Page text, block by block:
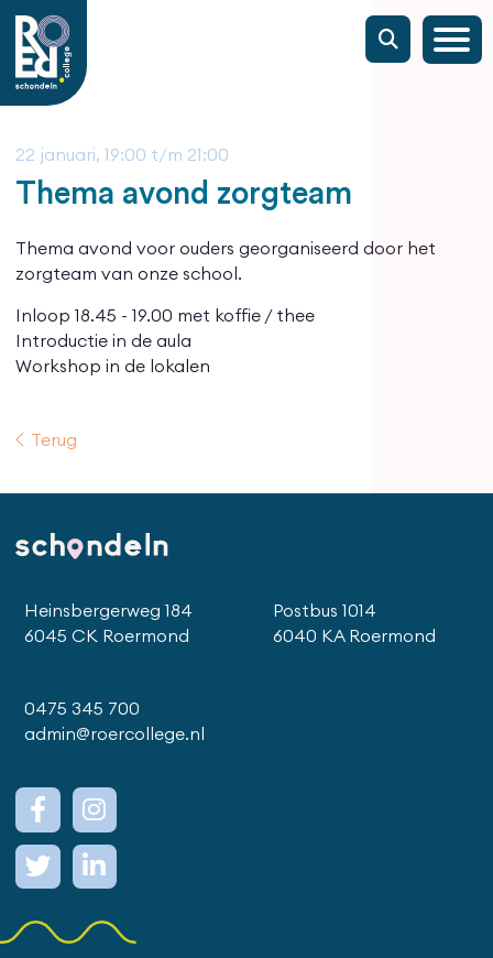
22 januari, 19:00 t/m 21:00
Thema avond zorgteam
Thema avond voor ouders georganiseerd door het
zorgteam van onze school.
Inloop 18.45 - 19.00 met koffie / thee
Introductie in de aula
Workshop in de lokalen
Terug
Heinsbergerweg 184
6045 CK Roermond
Postbus 1014
6040 KA Roermond
0475 345 700
admin@roercollege.nl